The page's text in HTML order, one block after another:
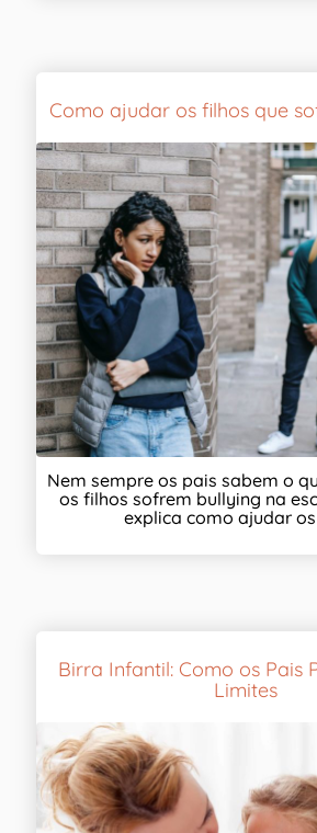
Como ajudar os filhos que
Nem sempre os pais sabem o
os filhos sofrem bullying na
explica como ajudar
Birra Infantil: Como os Pais
Limites